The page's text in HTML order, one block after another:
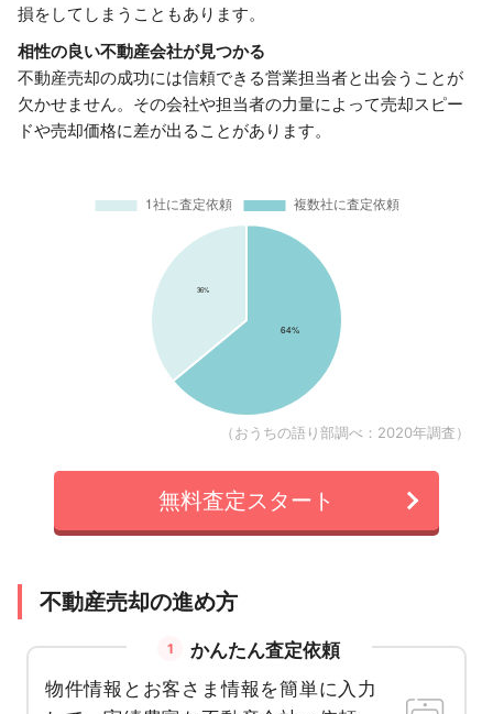
損をしてしまうこともあります。
相性の良い不動産会社が見つかる
不動産売却の成功には信頼できる営業担当者と出会うことが
欠かせません。その会社や担当者の力量によって売却スピー
ドや売却価格に差が出ることがあります。
（おうちの語り部調べ：2020年調査）
無料査定スタート
不動産売却の進め方
1
かんたん査定依頼
物件情報とお客さま情報を簡単に入力